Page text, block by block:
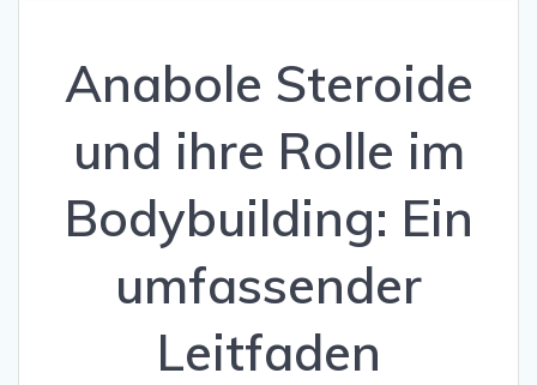
Anabole Steroide
und ihre Rolle im
Bodybuilding: Ein
umfassender
Leitfaden